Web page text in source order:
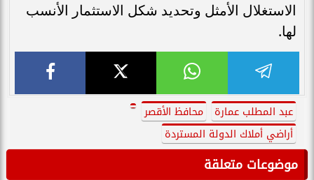
الاستغلال الأمثل وتحديد شكل الاستثمار الأنسب
لها.
عبد المطلب عمارة
محافظ الأقصر
أراضي أملاك الدولة المستردة
موضوعات متعلقة